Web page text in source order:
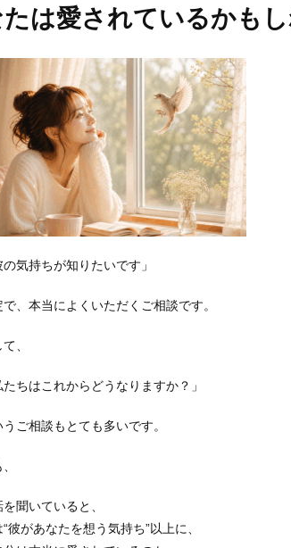
は愛されているかも
の気持ちが知りたいです」
で、本当によくいただくご相談です。
、
たちはこれからどうなりますか？」
うご相談もとても多いです。
を聞いていると、
彼があなたを想う気持ち”以上に、